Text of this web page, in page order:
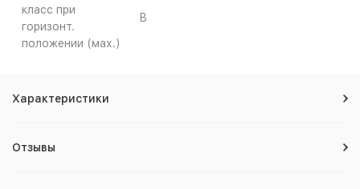
класс при
горизонт.
положении (мах.)
B
Характеристики
Отзывы